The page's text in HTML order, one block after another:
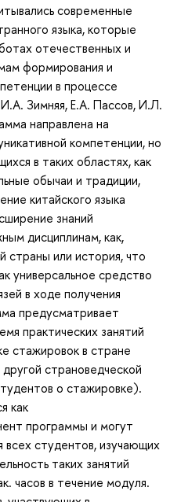
современные
языка, которые
отечественных и
формирования и
в процессе
Зимняя, Е.А. Пассов, И.Л.
направлена на
компетенции, но
в таких областях, как
обычаи и традиции,
китайского языка
знаний
дисциплинам, как,
страны или история, что
универсальное средство
в ходе получения
предусматривает
практических занятий
стажировок в стране
страноведческой
о стажировке).
как
программы и могут
студентов, изучающих
таких занятий
часов в течение модуля.